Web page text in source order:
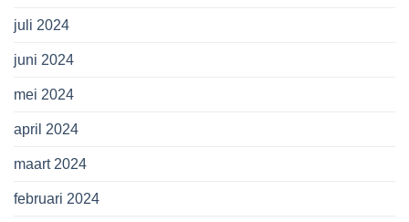
juli 2024
juni 2024
mei 2024
april 2024
maart 2024
februari 2024